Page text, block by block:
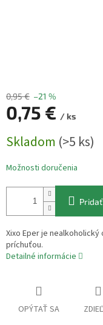
0,95 € –21 %
0,75 € / ks
cena:
Skladom (>5 ks)
Možnosti doručenia
Xixo Eper je
príchuťou.
Detailné informácie
OPÝTAŤ SA